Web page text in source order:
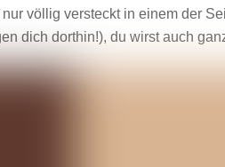
völlig versteckt in einem der
dich dorthin!), du wirst auch